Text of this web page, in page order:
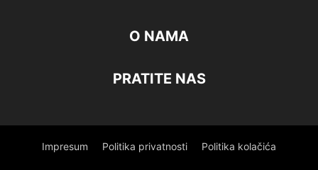
O NAMA
PRATITE NAS
Impresum Politika privatnosti Politika kolačića